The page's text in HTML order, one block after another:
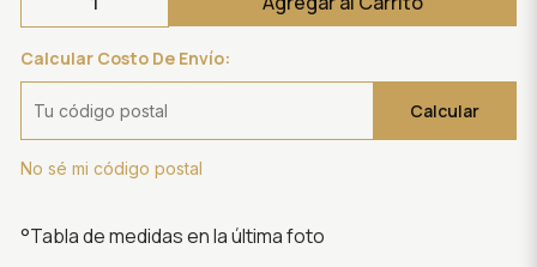
Calcular Costo De Envío:
Calcular
No sé mi código postal
°Tabla de medidas en la última foto